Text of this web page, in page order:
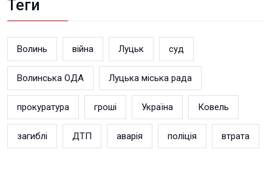
Теги
Волинь війна Луцьк суд
Волинська ОДА Луцька міська рада
прокуратура гроші Україна Ковель
загиблі ДТП аварія поліція втрата